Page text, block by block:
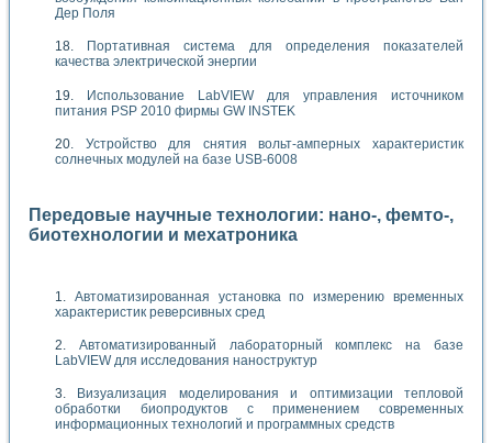
Дер Поля
Портативная система для определения показателей
качества электрической энергии
Использование LabVIEW для управления источником
питания PSP 2010 фирмы GW INSTEK
Устройство для снятия вольт-амперных характеристик
солнечных модулей на базе USB-6008
Передовые научные технологии: нано-, фемто-,
биотехнологии и мехатроника
Автоматизированная установка по измерению временных
характеристик реверсивных сред
Автоматизированный лабораторный комплекс на базе
LabVIEW для исследования наноструктур
Визуализация моделирования и оптимизации тепловой
обработки биопродуктов с применением современных
информационных технологий и программных средств